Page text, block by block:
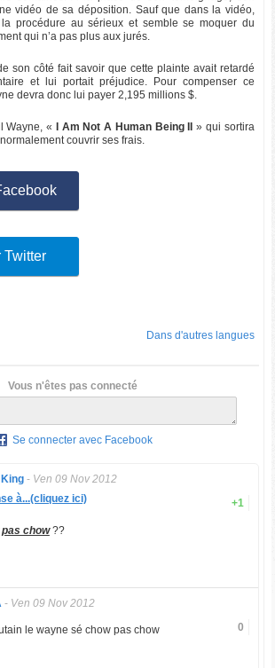
vidéo de sa déposition. Sauf que dans la vidéo,
procédure au sérieux et semble se moquer du
qui n’a pas plus aux jurés.
son côté fait savoir que cette plainte avait retardé
et lui portait préjudice. Pour compenser ce
devra donc lui payer 2,195 millions $.
Wayne, « I Am Not A Human Being II» qui sortira
couvrir ses frais.
Twitter
Dans d'autres langues
Vous n'êtes pas connecté
Se connecter avec Facebook
- Ven 09 Nov 2012
+1
à...(cliquez ici)
chow??
- Ven 09 Nov 2012
0
le wayne sé chow pas chow